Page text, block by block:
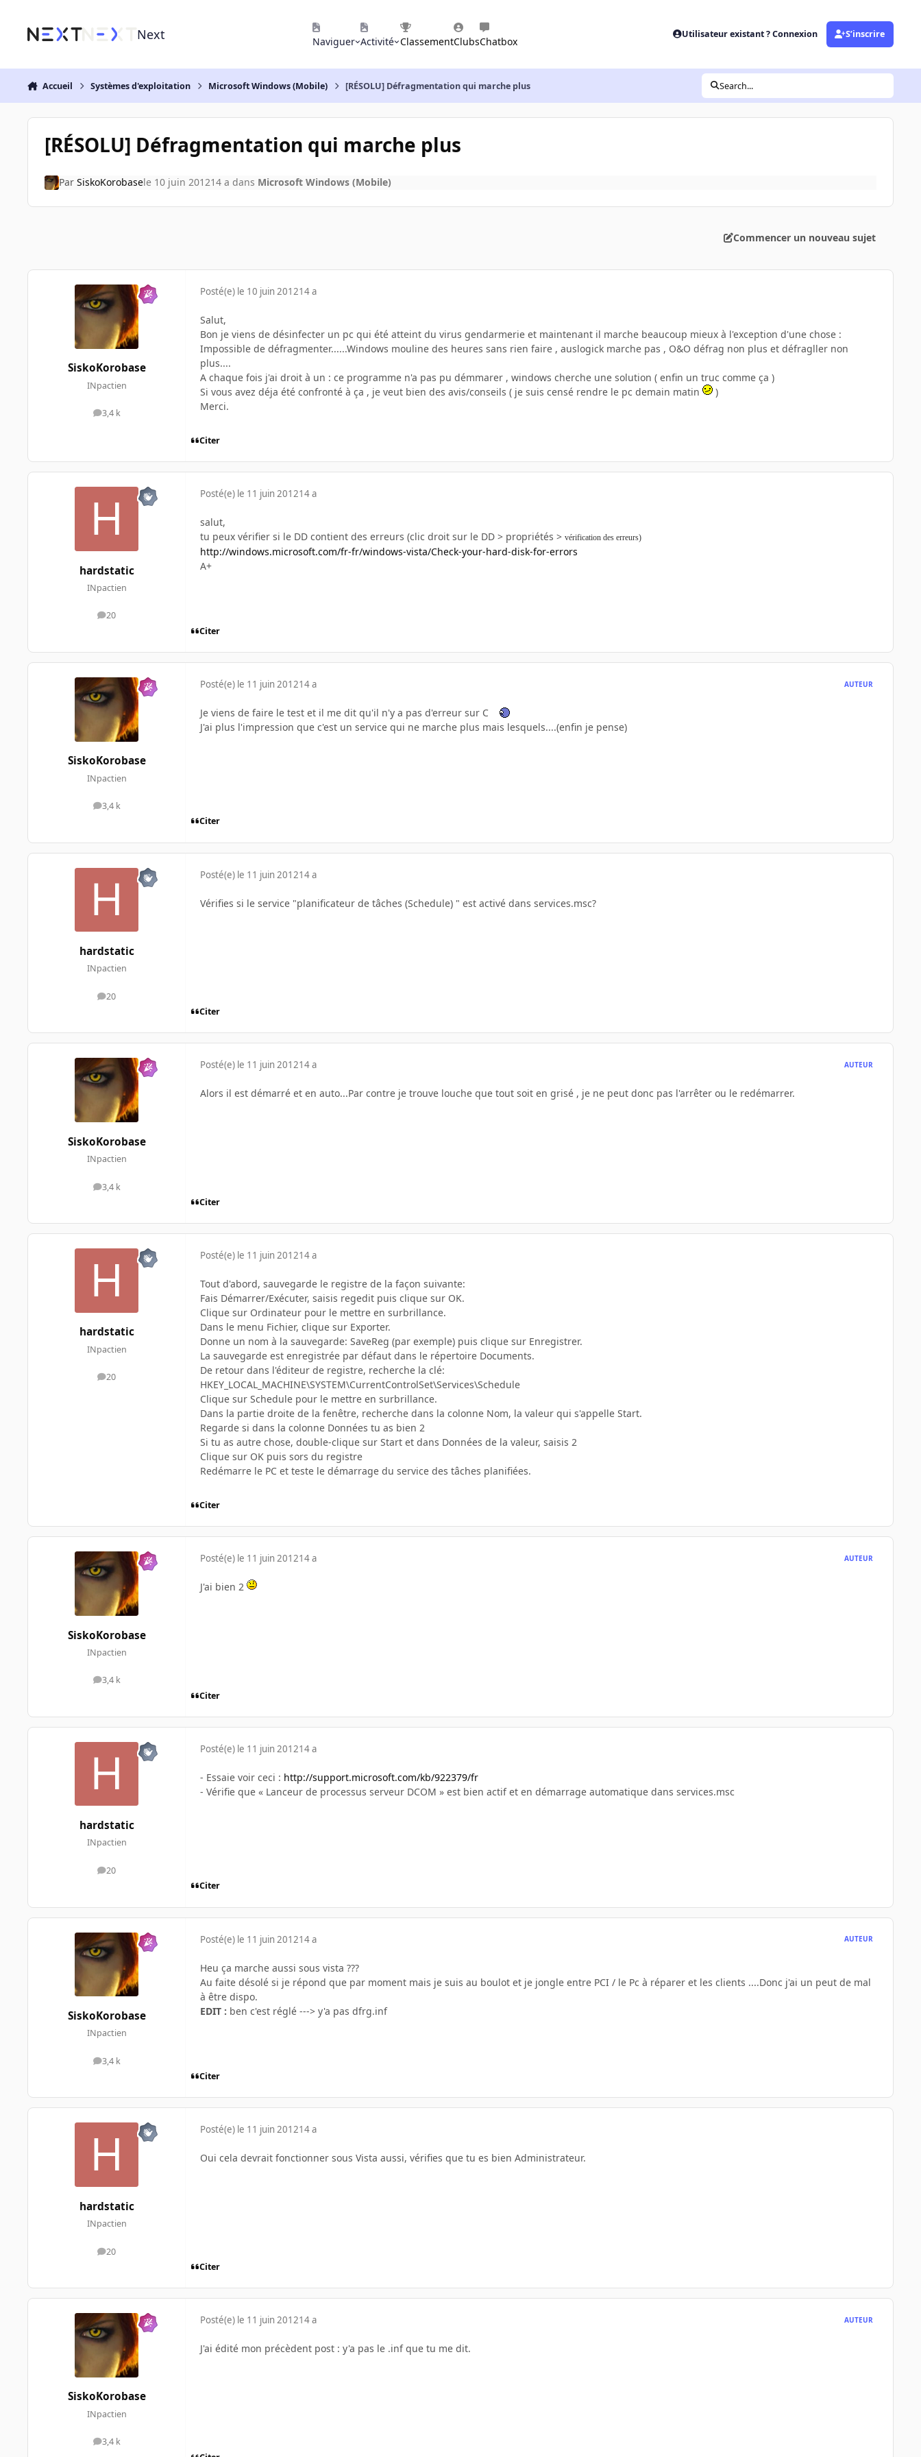
Next Naviguer Activité ClassementClubsChatbox
Utilisateur existant ? Connexion S’inscrire
Accueil Systèmes d'exploitation Microsoft Windows (Mobile) [RÉSOLU] Défragmentation qui marche plus Search...
[RÉSOLU] Défragmentation qui marche plus
Par SiskoKorobasele 10 juin 201214 a dans Microsoft Windows (Mobile)
Commencer un nouveau sujet
SiskoKorobase
INpactien
3,4 k
messages
Posté(e) le 10 juin 201214 a
Salut,
Bon je viens de désinfecter un pc qui été atteint du virus gendarmerie et maintenant il marche beaucoup mieux à l'exception d'une chose :
Impossible de défragmenter......Windows mouline des heures sans rien faire , auslogick marche pas , O&O défrag non plus et défragller non
plus....
A chaque fois j'ai droit à un : ce programme n'a pas pu démmarer , windows cherche une solution ( enfin un truc comme ça )
Si vous avez déja été confronté à ça , je veut bien des avis/conseils ( je suis censé rendre le pc demain matin
)
Merci.
Citer
hardstatic
INpactien
20
messages
Posté(e) le 11 juin 201214 a
salut,
tu peux vérifier si le DD contient des erreurs (clic droit sur le DD > propriétés > vérification des erreurs)
http://windows.microsoft.com/fr-fr/windows-vista/Check-your-hard-disk-for-errors
A+
Citer
SiskoKorobase
INpactien
3,4 k
messages
Posté(e) le 11 juin 201214 a AUTEUR
Je viens de faire le test et il me dit qu'il n'y a pas d'erreur sur C
J'ai plus l'impression que c'est un service qui ne marche plus mais lesquels....(enfin je pense)
Citer
hardstatic
INpactien
20
messages
Posté(e) le 11 juin 201214 a
Vérifies si le service "planificateur de tâches (Schedule) " est activé dans services.msc?
Citer
SiskoKorobase
INpactien
3,4 k
messages
Posté(e) le 11 juin 201214 a AUTEUR
Alors il est démarré et en auto...Par contre je trouve louche que tout soit en grisé , je ne peut donc pas l'arrêter ou le redémarrer.
Citer
hardstatic
INpactien
20
messages
Posté(e) le 11 juin 201214 a
Tout d'abord, sauvegarde le registre de la façon suivante:
Fais Démarrer/Exécuter, saisis regedit puis clique sur OK.
Clique sur Ordinateur pour le mettre en surbrillance.
Dans le menu Fichier, clique sur Exporter.
Donne un nom à la sauvegarde: SaveReg (par exemple) puis clique sur Enregistrer.
La sauvegarde est enregistrée par défaut dans le répertoire Documents.
De retour dans l'éditeur de registre, recherche la clé:
HKEY_LOCAL_MACHINE\SYSTEM\CurrentControlSet\Services\Schedule
Clique sur Schedule pour le mettre en surbrillance.
Dans la partie droite de la fenêtre, recherche dans la colonne Nom, la valeur qui s'appelle Start.
Regarde si dans la colonne Données tu as bien 2
Si tu as autre chose, double-clique sur Start et dans Données de la valeur, saisis 2
Clique sur OK puis sors du registre
Redémarre le PC et teste le démarrage du service des tâches planifiées.
Citer
SiskoKorobase
INpactien
3,4 k
messages
Posté(e) le 11 juin 201214 a AUTEUR
J'ai bien 2
Citer
hardstatic
INpactien
20
messages
Posté(e) le 11 juin 201214 a
- Essaie voir ceci : http://support.microsoft.com/kb/922379/fr
- Vérifie que « Lanceur de processus serveur DCOM » est bien actif et en démarrage automatique dans services.msc
Citer
SiskoKorobase
INpactien
3,4 k
messages
Posté(e) le 11 juin 201214 a AUTEUR
Heu ça marche aussi sous vista ???
Au faite désolé si je répond que par moment mais je suis au boulot et je jongle entre PCI / le Pc à réparer et les clients ....Donc j'ai un peut de mal
à être dispo.
EDIT : ben c'est réglé ---> y'a pas dfrg.inf
Citer
hardstatic
INpactien
20
messages
Posté(e) le 11 juin 201214 a
Oui cela devrait fonctionner sous Vista aussi, vérifies que tu es bien Administrateur.
Citer
SiskoKorobase
INpactien
3,4 k
messages
Posté(e) le 11 juin 201214 a AUTEUR
J'ai édité mon précèdent post : y'a pas le .inf que tu me dit.